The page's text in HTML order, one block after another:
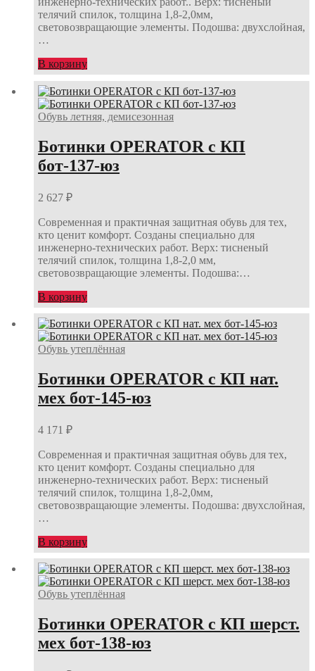
телячий спилок, толщина 1,8-2,0мм,
световозвращающие элементы. Подошва: двухслойная,
…
В корзину
Обувь летняя, демисезонная
Ботинки OPERATOR с КП
бот-137-юз
2 627 ₽
Современная и практичная защитная обувь для тех,
кто ценит комфорт. Созданы специально для
инженерно-технических работ. Верх: тисненый
телячий спилок, толщина 1,8-2,0 мм,
световозвращающие элементы. Подошва:…
В корзину
Обувь утеплённая
Ботинки OPERATOR с КП нат.
мех бот-145-юз
4 171 ₽
Современная и практичная защитная обувь для тех,
кто ценит комфорт. Созданы специально для
инженерно-технических работ. Верх: тисненый
телячий спилок, толщина 1,8-2,0мм,
световозвращающие элементы. Подошва: двухслойная,
…
В корзину
Обувь утеплённая
Ботинки OPERATOR с КП шерст.
мех бот-138-юз